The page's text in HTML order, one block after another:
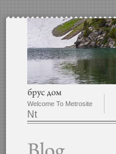
Welcome To Metrosite
Nt